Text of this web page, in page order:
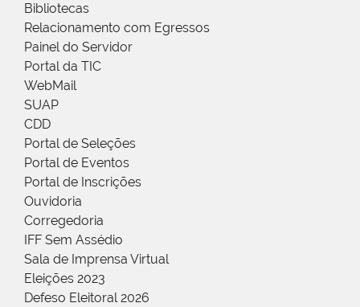
Bibliotecas
Relacionamento com Egressos
Painel do Servidor
Portal da TIC
WebMail
SUAP
CDD
Portal de Seleções
Portal de Eventos
Portal de Inscrições
Ouvidoria
Corregedoria
IFF Sem Assédio
Sala de Imprensa Virtual
Eleições 2023
Defeso Eleitoral 2026